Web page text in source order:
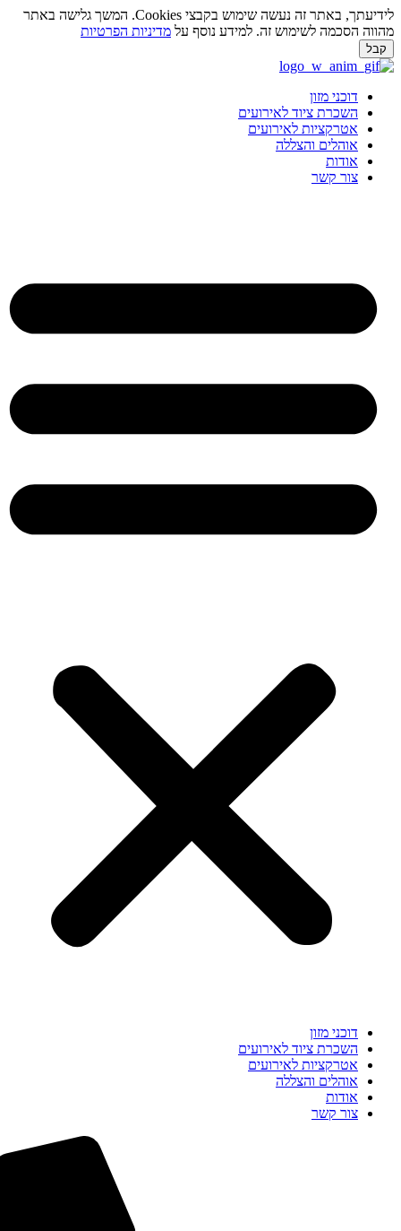
לידיעתך, באתר זה נעשה שימוש בקבצי Cookies. המשך גלישה באתר
הסכמה לשימוש זה. למידע נוסף עלמדיניות הפרטיות
קבל
דוכני מזון
השכרת ציוד לאירועים
אטרקציות לאירועים
אוהלים והצללה
אודות
צור קשר
דוכני מזון
השכרת ציוד לאירועים
אטרקציות לאירועים
אוהלים והצללה
אודות
צור קשר